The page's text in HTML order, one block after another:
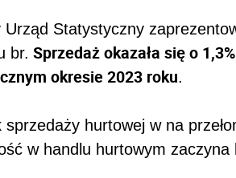
Urząd Statystyczny
br. Sprzedaż okazała się o
okresie 2023 roku.
sprzedaży hurtowej w na
w handlu hurtowym